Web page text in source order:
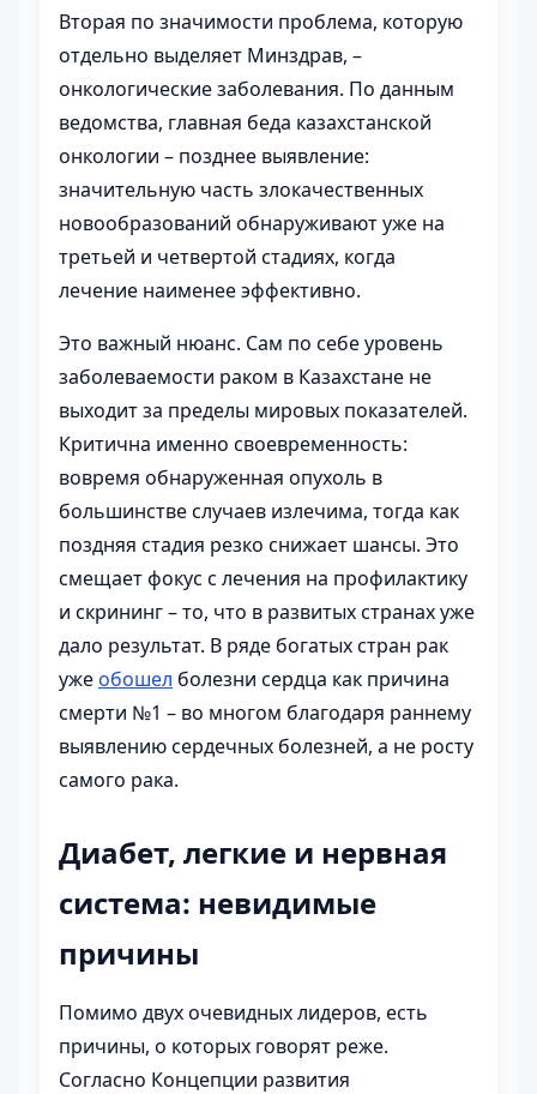
Вторая по значимости проблема, которую
отдельно выделяет Минздрав, –
онкологические заболевания. По данным
ведомства, главная беда казахстанской
онкологии – позднее выявление:
значительную часть злокачественных
новообразований обнаруживают уже на
третьей и четвертой стадиях, когда
лечение наименее эффективно.
Это важный нюанс. Сам по себе уровень
заболеваемости раком в Казахстане не
выходит за пределы мировых показателей.
Критична именно своевременность:
вовремя обнаруженная опухоль в
большинстве случаев излечима, тогда как
поздняя стадия резко снижает шансы. Это
смещает фокус с лечения на профилактику
и скрининг – то, что в развитых странах уже
дало результат. В ряде богатых стран рак
уже обошел болезни сердца как причина
смерти №1 – во многом благодаря раннему
выявлению сердечных болезней, а не росту
самого рака.
Диабет, легкие и нервная
система: невидимые
причины
Помимо двух очевидных лидеров, есть
причины, о которых говорят реже.
Согласно Концепции развития